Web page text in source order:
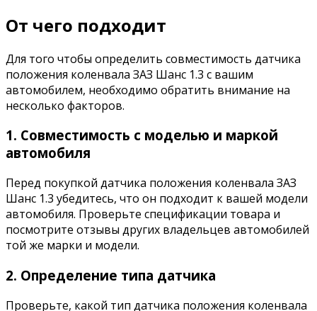
От чего подходит
Для того чтобы определить совместимость датчика
положения коленвала ЗАЗ Шанс 1.3 с вашим
автомобилем, необходимо обратить внимание на
несколько факторов.
1. Совместимость с моделью и маркой
автомобиля
Перед покупкой датчика положения коленвала ЗАЗ
Шанс 1.3 убедитесь, что он подходит к вашей модели
автомобиля. Проверьте спецификации товара и
посмотрите отзывы других владельцев автомобилей
той же марки и модели.
2. Определение типа датчика
Проверьте, какой тип датчика положения коленвала